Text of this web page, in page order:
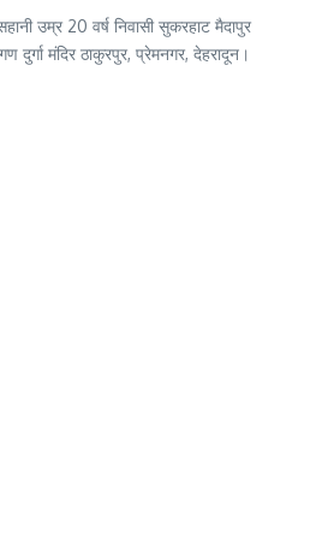
उम्र 20 वर्ष निवासी सुकरहाट मैदापुर
दुर्गा मंदिर ठाकुरपुर, प्रेमनगर, देहरादून।